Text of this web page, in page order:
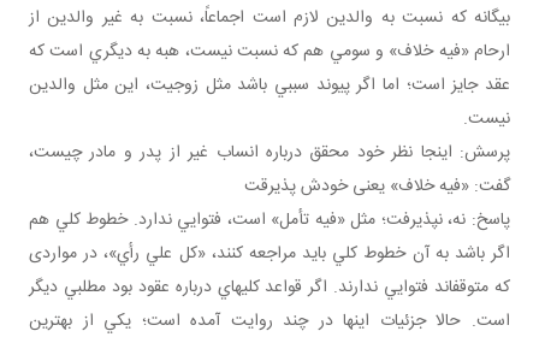
بيگانه که نسبت به والدين لازم است اجماعاً، نسبت به غير والدين از
ارحام «فيه خلاف» و سومي هم که نسبت نيست، هبه به ديگري است که
عقد جايز است؛ اما اگر پيوند سببي باشد مثل زوجيت، اين مثل والدين
نيست.
پرسش: اينجا نظر خود محقق درباره انساب غير از پدر و مادر چيست،
گفت: «فيه خلاف» يعنی خودش پذيرقت
پاسخ: نه، نپذيرفت؛ مثل «فيه تأمل» است، فتوايي ندارد. خطوط کلي هم
اگر باشد به آن خطوط کلي بايد مراجعه کنند، «کل علي رأي»، در مواردی
که متوقف اند فتوايي ندارند. اگر قواعد کليه اي درباره عقود بود مطلبي ديگر
است. حالا جزئيات اينها در چند روايت آمده است؛ يکي از بهترين